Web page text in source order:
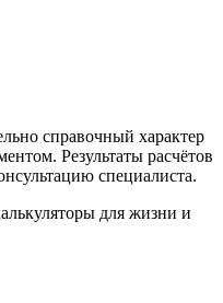
справочный характер
Результаты расчётов
специалиста.
для жизни и